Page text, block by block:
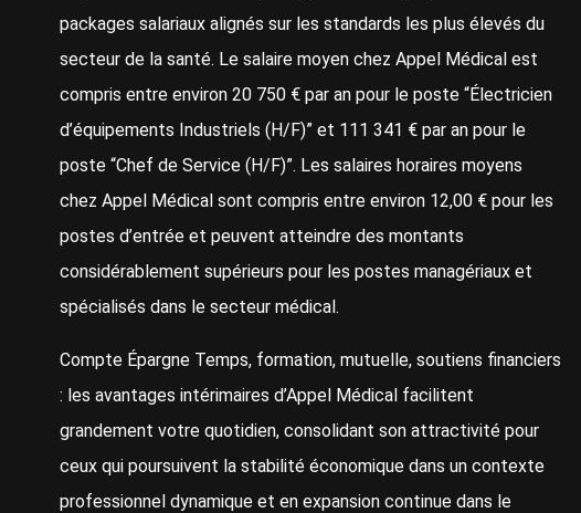
packages salariaux alignés sur les standards les plus élevés du
secteur de la santé. Le salaire moyen chez Appel Médical est
compris entre environ 20 750 € par an pour le poste “Électricien
d’équipements Industriels (H/F)” et 111 341 € par an pour le
poste “Chef de Service (H/F)”. Les salaires horaires moyens
chez Appel Médical sont compris entre environ 12,00 € pour les
postes d’entrée et peuvent atteindre des montants
considérablement supérieurs pour les postes managériaux et
spécialisés dans le secteur médical.
Compte Épargne Temps, formation, mutuelle, soutiens financiers
: les avantages intérimaires d’Appel Médical facilitent
grandement votre quotidien, consolidant son attractivité pour
ceux qui poursuivent la stabilité économique dans un contexte
professionnel dynamique et en expansion continue dans le